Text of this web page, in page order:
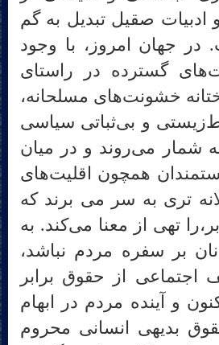
صقیل تبدیل به گم
جهان امروز، با وجود
گسترده در راستای
خشونت‌های مسلحانه،
و بی‌ثباتی سیاسی
شمار می‌روند و در میان
همچون اقلیت‌های
تری به سر می برند که
تهی از معنا می‌کند. به
بر سفره مردم نباشد،
اجتماعی از حقوق برابر
و آینده مردم در ابهام
بدیهی انسانی محروم